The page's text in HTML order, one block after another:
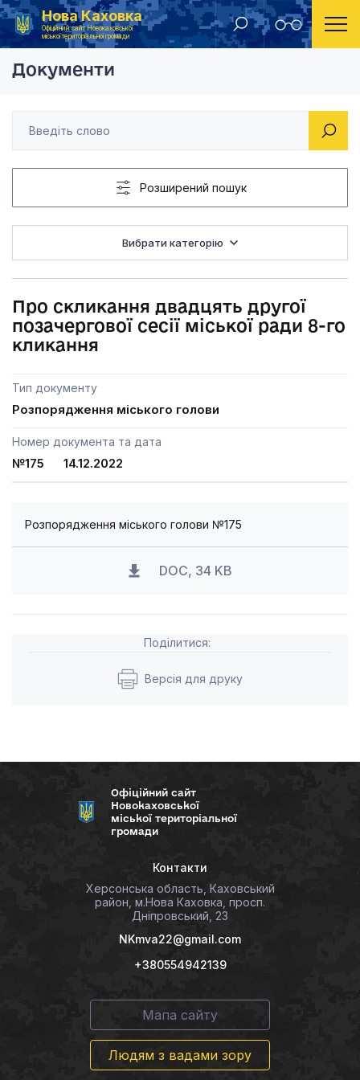
Нова Каховка
Офіційний сайт Новокаховської
міської територіальної громади
Головна Розпорядження Новокаховського міського голови 2022 рік Про скликання
Документи
Розширений пошук
Вибрати категорію
Про скликання двадцять другої
позачергової сесії міської ради 8-го
кликання
Тип документу
Розпорядження міського голови
Номер документа та дата
№175 14.12.2022
Розпорядження міського голови №175
DOC, 34 KB
Поділитися:
Версія для друку
Офіційний сайт
Новокаховської
міської територіальної
громади
Контакти
Херсонська область, Каховський
район, м.Нова Каховка, просп.
Дніпровський, 23
NKmva22@gmail.com
+380554942139
Мапа сайту
Людям з вадами зору